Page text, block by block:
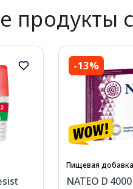
продукты
-13%
Пищевая добавка
NATEO D